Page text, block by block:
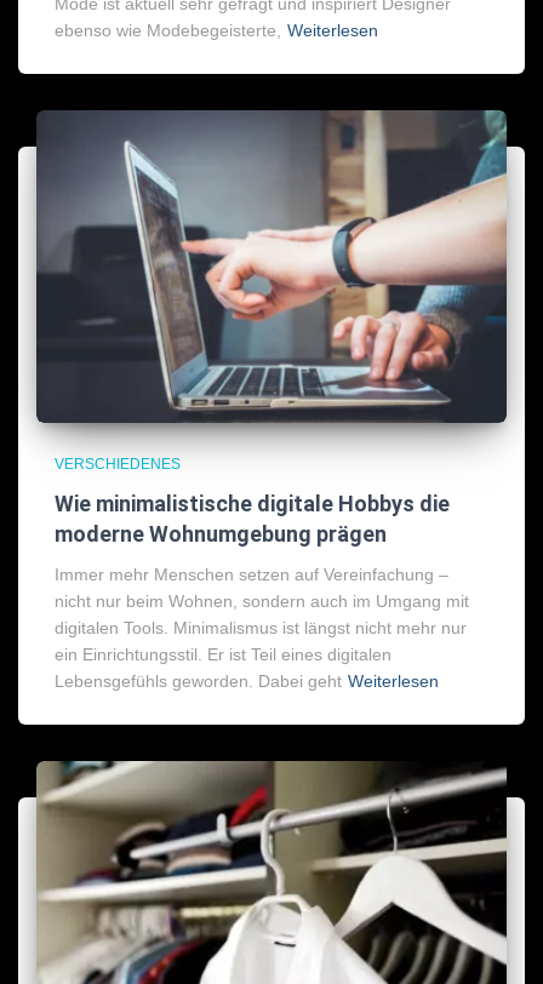
ebenso wie Modebegeisterte,
Weiterlesen
VERSCHIEDENES
Wie minimalistische digitale Hobbys die
moderne Wohnumgebung prägen
Immer mehr Menschen setzen auf Vereinfachung –
nicht nur beim Wohnen, sondern auch im Umgang mit
digitalen Tools. Minimalismus ist längst nicht mehr nur
ein Einrichtungsstil. Er ist Teil eines digitalen
Lebensgefühls geworden. Dabei geht Weiterlesen